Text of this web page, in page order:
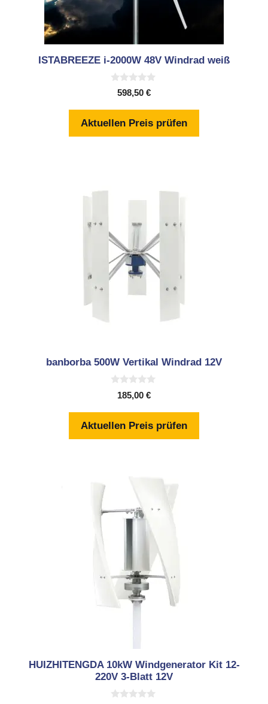
ISTABREEZE i-2000W 48V Windrad weiß
5
598,50 €
Aktuellen Preis prüfen
banborba 500W Vertikal Windrad 12V
5
185,00 €
Aktuellen Preis prüfen
HUIZHITENGDA 10kW Windgenerator Kit 12-
220V 3-Blatt 12V